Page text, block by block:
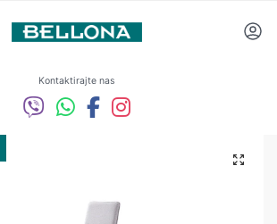
Kontaktirajte nas